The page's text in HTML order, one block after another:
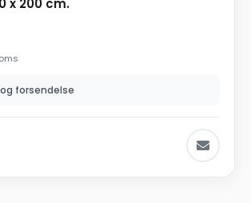
x 200 cm.
forsendelse